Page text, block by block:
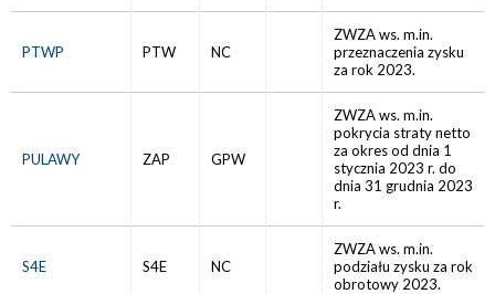
PTWP PTW NC
ZWZA ws. m.in.
przeznaczenia zysku
za rok 2023.
PULAWY ZAP GPW
ZWZA ws. m.in.
pokrycia straty netto
za okres od dnia 1
stycznia 2023 r. do
dnia 31 grudnia 2023
r.
S4E S4E NC
ZWZA ws. m.in.
podziału zysku za rok
obrotowy 2023.